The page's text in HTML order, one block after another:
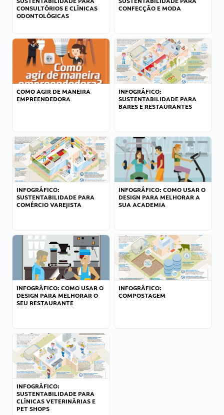
CONSULTÓRIOS E CLÍNICAS
ODONTOLÓGICAS
CONFECÇÃO E MODA
COMO AGIR DE MANEIRA
EMPREENDEDORA
INFOGRÁFICO:
SUSTENTABILIDADE PARA
BARES E RESTAURANTES
INFOGRÁFICO:
SUSTENTABILIDADE PARA
COMÉRCIO VAREJISTA
INFOGRÁFICO: COMO USAR O
DESIGN PARA MELHORAR A
SUA ACADEMIA
INFOGRÁFICO: COMO USAR O
DESIGN PARA MELHORAR O
SEU RESTAURANTE
INFOGRÁFICO:
COMPOSTAGEM
INFOGRÁFICO:
SUSTENTABILIDADE PARA
CLÍNICAS VETERINÁRIAS E
PET SHOPS